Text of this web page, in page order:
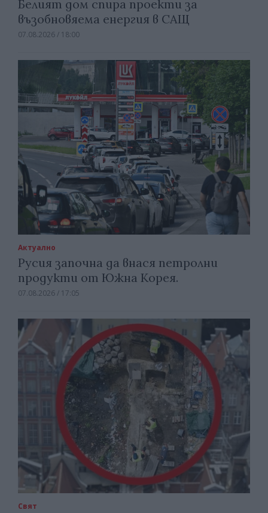
Белият дом спира проекти за
възобновяема енергия в САЩ
07.08.2026 / 18:00
Актуално
Русия започна да внася петролни
продукти от Южна Корея.
07.08.2026 / 17:05
Свят